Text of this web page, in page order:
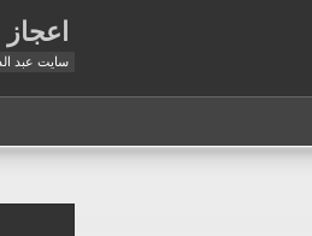
سايت عبد